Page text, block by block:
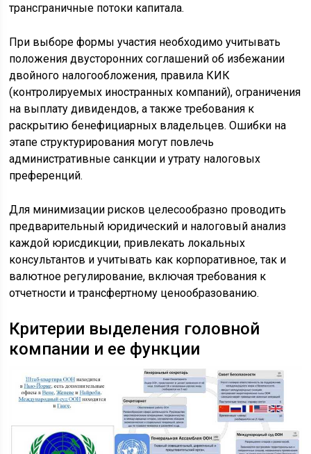
трансграничные потоки капитала.
При выборе формы участия необходимо учитывать
положения двусторонних соглашений об избежании
двойного налогообложения, правила КИК
(контролируемых иностранных компаний), ограничения
на выплату дивидендов, а также требования к
раскрытию бенефициарных владельцев. Ошибки на
этапе структурирования могут повлечь
административные санкции и утрату налоговых
преференций.
Для минимизации рисков целесообразно проводить
предварительный юридический и налоговый анализ
каждой юрисдикции, привлекать локальных
консультантов и учитывать как корпоративное, так и
валютное регулирование, включая требования к
отчетности и трансфертному ценообразованию.
Критерии выделения головной
компании и ее функции